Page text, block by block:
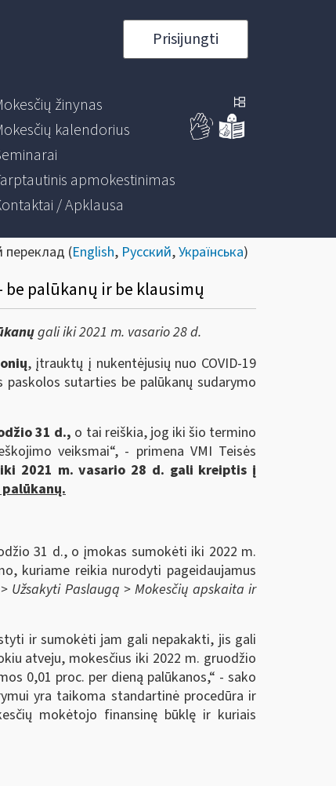
Prisijungti
žinynas
kalendorius
apmokestinimas
/ Apklausa
(English, Русский,Українська)
be palūkanų ir be klausimų
gali iki 2021 m. vasario 28 d.
, įtrauktų į nukentėjusių nuo COVID-19
sutarties be palūkanų sudarymo
31 d., o tai reiškia, jog iki šio termino
veiksmai“, - primena VMI Teisės
iki 2021 m. vasario 28 d. gali kreiptis į
31 d., o įmokas sumokėti iki 2022 m.
kuriame reikia nurodyti pageidaujamus
Užsakyti Paslaugą > Mokesčių apskaita ir
ir sumokėti jam gali nepakakti, jis gali
atveju, mokesčius iki 2022 m. gruodžio
0,01 proc. per dieną palūkanos,“ - sako
yra taikoma standartinė procedūra ir
mokėtojo finansinę būklę ir kuriais